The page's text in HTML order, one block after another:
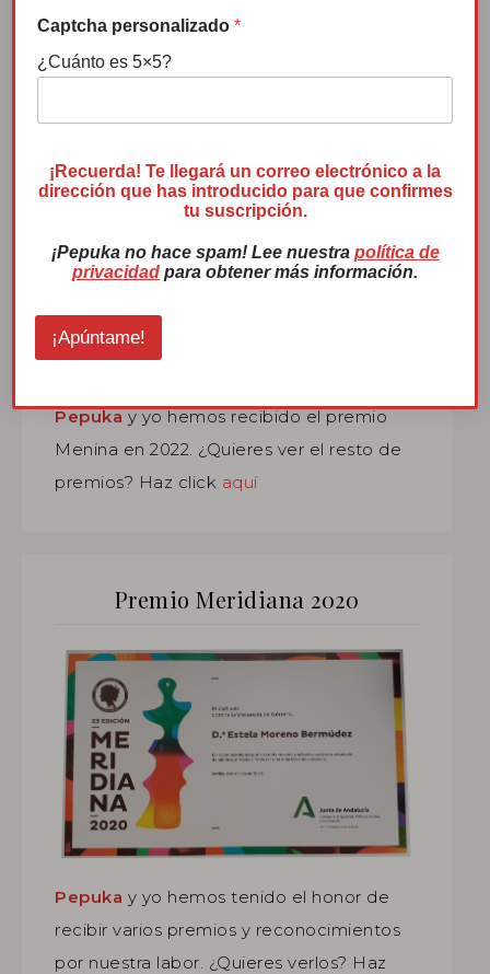
Premio Menina 2022
Pepukay yo hemos recibido el premio
Menina en 2022. ¿Quieres ver el resto de
premios? Haz click aquí
Premio Meridiana 2020
Pepuka y yo hemos tenido el honor de
recibir varios premios y reconocimientos
por nuestra labor. ¿Quieres verlos? Haz
Captcha personalizado*
¿Cuánto es 5×5?
s
e
a
¡Recuerda! Te llegará un correo electrónico a la
dirección que has introducido para que confirmes
tu suscripción.
¡Pepuka no hace spam! Lee nuestra política de
privacidad para obtener más información.
¡Apúntame!